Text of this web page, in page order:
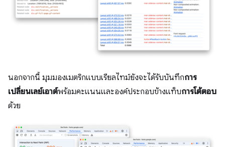
นอกจากนี้ มุมมองเมตริกแบบเรียลไทม์ยังจะได้รับบันทึกการ
เปลี่ยนเลย์เอาต์พร้อมคะแนนและองค์ประกอบข้างแท็บการโต้ตอบ
ด้วย